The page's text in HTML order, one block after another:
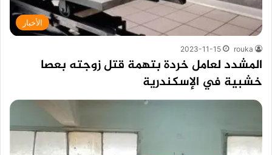
الأخبار
rouka
2023-11-15
المشدد لعامل خردة بتهمة قتل زوجته بعصا
خشبية في الإسكندرية